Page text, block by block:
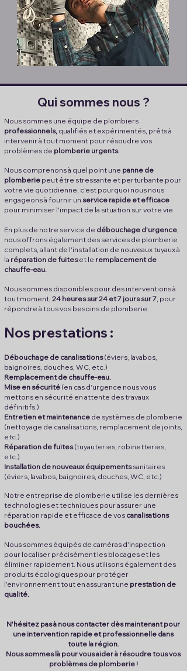
Qui sommes nous ?
Nous sommes une équipe de plombiers
professionnels, qualifiés et expérimentés, prêts à
intervenir à tout moment pour résoudre vos
problèmes de plomberie urgents.
Nous comprenons à quel point une panne de
plomberie peut être stressante et perturbante pour
votre vie quotidienne, c'est pourquoi nous nous
engageons à fournir un service rapide et efficace
pour minimiser l'impact de la situation sur votre vie.
En plus de notre service de débouchage d'urgence,
nous offrons également des services de plomberie
complets, allant de l'installation de nouveaux tuyaux à
la réparation de fuiteset le remplacement de
chauffe-eau.
Nous sommes disponibles pour des interventions à
tout moment, 24 heures sur 24 et 7 jours sur 7, pour
répondre à tous vos besoins de plomberie.
Nos prestations :
Débouchage de canalisations(éviers, lavabos,
baignoires, douches, WC, etc.)
Remplacement de chauffe-eau.
Mise en sécurité (en cas d'urgence nous vous
mettons en sécurité en attente des travaux
définitifs.)
Entretien et maintenance de systèmes de plomberie
(nettoyage de canalisations, remplacement de joints,
etc.)
Réparation de fuites(tuyauteries, robinetteries,
etc.)
Installation de nouveaux équipementssanitaires
(éviers, lavabos, baignoires, douches, WC, etc.)
Notre entreprise de plomberie utilise les dernières
technologies et techniques pour assurer une
réparation rapide et efficace de vos canalisations
bouchées.
Nous sommes équipés de caméras d'inspection
pour localiser précisément les blocages et les
éliminer rapidement. Nous utilisons également des
produits écologiques pour protéger
l'environnement tout en assurant une prestation de
qualité.
N'hésitez pas à nous contacter dès maintenant pour
une intervention rapide et professionnelle dans
toute la région.
Nous sommes là pour vous aider à résoudre tous vos
problèmes de plomberie !